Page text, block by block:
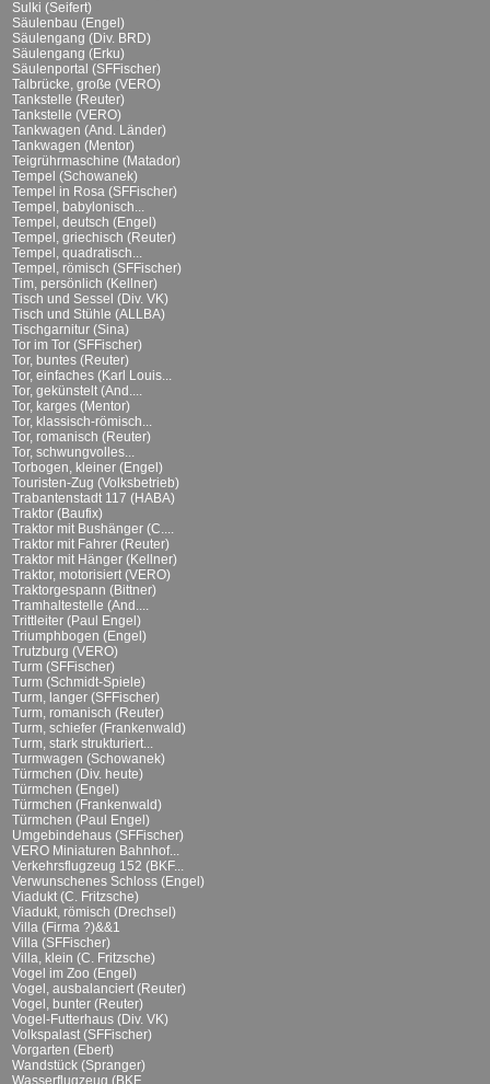
Sulki (Seifert)
Säulenbau (Engel)
Säulengang (Div. BRD)
Säulengang (Erku)
Säulenportal (SFFischer)
Talbrücke, große (VERO)
Tankstelle (Reuter)
Tankstelle (VERO)
Tankwagen (And. Länder)
Tankwagen (Mentor)
Teigrührmaschine (Matador)
Tempel (Schowanek)
Tempel in Rosa (SFFischer)
Tempel, babylonisch...
Tempel, deutsch (Engel)
Tempel, griechisch (Reuter)
Tempel, quadratisch...
Tempel, römisch (SFFischer)
Tim, persönlich (Kellner)
Tisch und Sessel (Div. VK)
Tisch und Stühle (ALLBA)
Tischgarnitur (Sina)
Tor im Tor (SFFischer)
Tor, buntes (Reuter)
Tor, einfaches (Karl Louis...
Tor, gekünstelt (And....
Tor, karges (Mentor)
Tor, klassisch-römisch...
Tor, romanisch (Reuter)
Tor, schwungvolles...
Torbogen, kleiner (Engel)
Touristen-Zug (Volksbetrieb)
Trabantenstadt 117 (HABA)
Traktor (Baufix)
Traktor mit Bushänger (C....
Traktor mit Fahrer (Reuter)
Traktor mit Hänger (Kellner)
Traktor, motorisiert (VERO)
Traktorgespann (Bittner)
Tramhaltestelle (And....
Trittleiter (Paul Engel)
Triumphbogen (Engel)
Trutzburg (VERO)
Turm (SFFischer)
Turm (Schmidt-Spiele)
Turm, langer (SFFischer)
Turm, romanisch (Reuter)
Turm, schiefer (Frankenwald)
Turm, stark strukturiert...
Turmwagen (Schowanek)
Türmchen (Div. heute)
Türmchen (Engel)
Türmchen (Frankenwald)
Türmchen (Paul Engel)
Umgebindehaus (SFFischer)
VERO Miniaturen Bahnhof...
Verkehrsflugzeug 152 (BKF...
Verwunschenes Schloss (Engel)
Viadukt (C. Fritzsche)
Viadukt, römisch (Drechsel)
Villa (Firma ?)&&1
Villa (SFFischer)
Villa, klein (C. Fritzsche)
Vogel im Zoo (Engel)
Vogel, ausbalanciert (Reuter)
Vogel, bunter (Reuter)
Vogel-Futterhaus (Div. VK)
Volkspalast (SFFischer)
Vorgarten (Ebert)
Wandstück (Spranger)
Wasserflugzeug (BKF